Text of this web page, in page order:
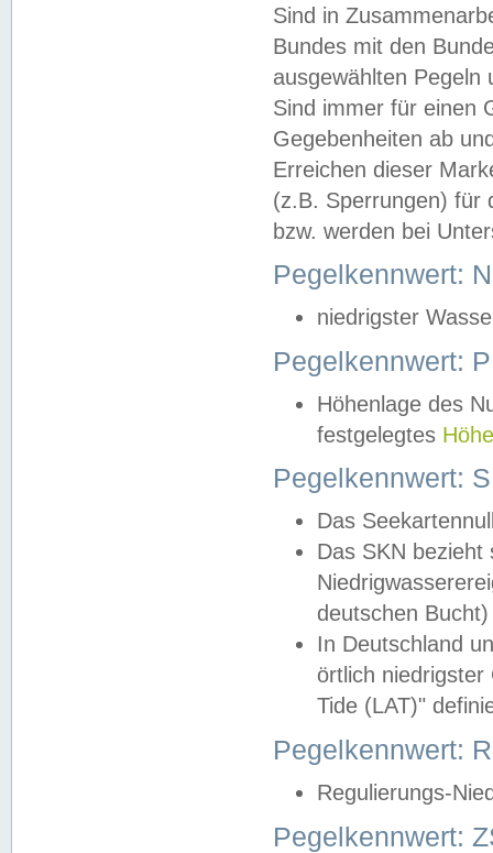
Sind in
Bundes mit den
ausgewählten
Sind immer für einen
Gegebenheiten ab
Erreichen dieser
(z.B. Sperrungen) für
bzw. werden bei
Pegelkennwert:
niedrigster
Pegelkennwert:
Höhenlage des
festgelegtes
Pegelkennwert:
Das
Das SKN
deutschen
In Deutschland
örtlich
Tide (LAT)"
Pegelkennwert:
Regulierungs-
Pegelkennwert: